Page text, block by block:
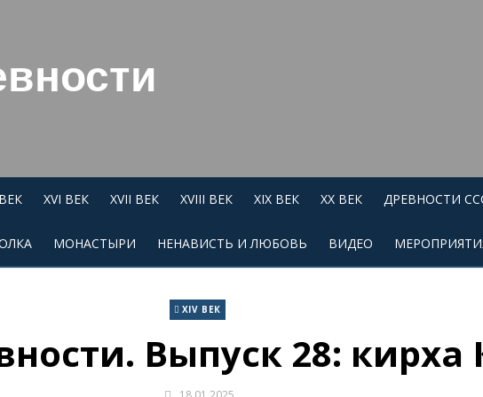
XVI ВЕК XVII ВЕК XVIII ВЕК XIX ВЕК XX ВЕК ДРЕВНОСТИ
МОНАСТЫРИ НЕНАВИСТЬ И ЛЮБОВЬ ВИДЕО
XIV ВЕК
Выпуск 28: кирха